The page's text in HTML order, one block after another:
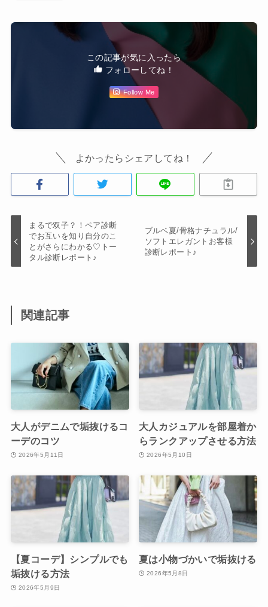
この記事が気に入ったら
フォローしてね！
Follow Me
よかったらシェアしてね！
まるで双子？！ペア診断
でお互いを知り自分のこ
とがさらにわかる♡トー
タル診断レポート♪
ブルベ夏/骨格ナチュラル/
ソフトエレガントお客様
診断レポート♪
関連記事
大人がデニムで垢抜けるコ
ーデのコツ
2026年5月11日
大人カジュアルを部屋着か
らランクアップさせる方法
2026年5月10日
【夏コーデ】シンプルでも
垢抜ける方法
2026年5月9日
夏は小物づかいで垢抜ける
2026年5月8日